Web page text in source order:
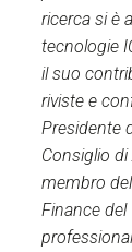
ricerca si è
tecnologie
il suo
riviste e
Presidente
Consiglio
membro
Finance